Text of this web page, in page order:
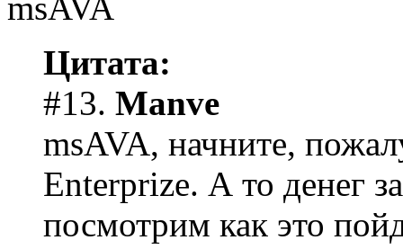
Цитата:
#13. Manve
msAVA, начните,
Enterprize. А то денег
посмотрим как это